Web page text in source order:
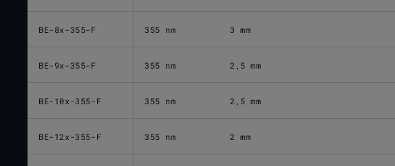
BE-8x-355-F 355 nm 3 mm
BE-9x-355-F 355 nm 2,5 mm
BE-10x-355-F 355 nm 2,5 mm
BE-12x-355-F 355 nm 2 mm